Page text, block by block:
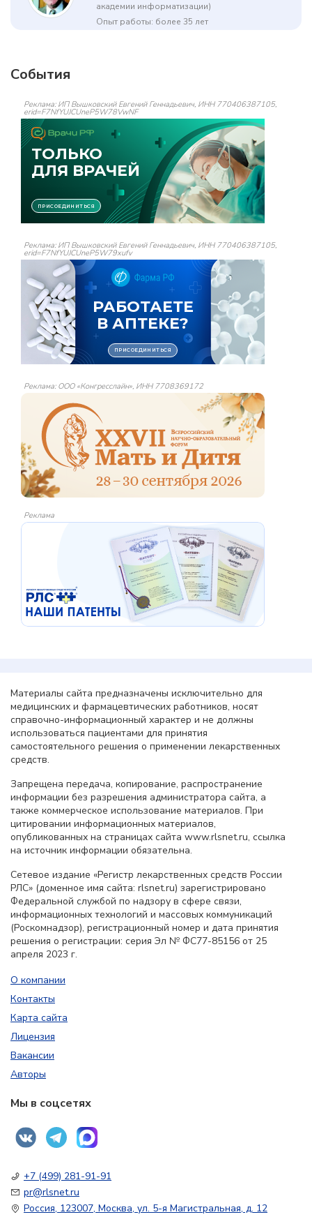
академии информатизации)
Опыт работы: более 35 лет
События
Реклама: ИП Вышковский Евгений Геннадьевич, ИНН 770406387105,
erid=F7NfYUJCUneP5W78VwNF
Реклама: ИП Вышковский Евгений Геннадьевич, ИНН 770406387105,
erid=F7NfYUJCUneP5W79xufv
Реклама: ООО «Конгресслайн», ИНН 7708369172
Реклама
Материалы сайта предназначены исключительно для
медицинских и фармацевтических работников, носят
справочно-информационный характер и не должны
использоваться пациентами для принятия
самостоятельного решения о применении лекарственных
средств.
Запрещена передача, копирование, распространение
информации без разрешения администратора сайта, а
также коммерческое использование материалов. При
цитировании информационных материалов,
опубликованных на страницах сайта www.rlsnet.ru, ссылка
на источник информации обязательна.
Сетевое издание «Регистр лекарственных средств России
РЛС» (доменное имя сайта: rlsnet.ru) зарегистрировано
Федеральной службой по надзору в сфере связи,
информационных технологий и массовых коммуникаций
(Роскомнадзор), регистрационный номер и дата принятия
решения о регистрации: серия Эл № ФС77-85156 от 25
апреля 2023 г.
О компании
Контакты
Карта сайта
Лицензия
Вакансии
Авторы
Мы в соцсетях
+7 (499) 281-91-91
pr@rlsnet.ru
Россия, 123007, Москва, ул. 5-я Магистральная, д. 12